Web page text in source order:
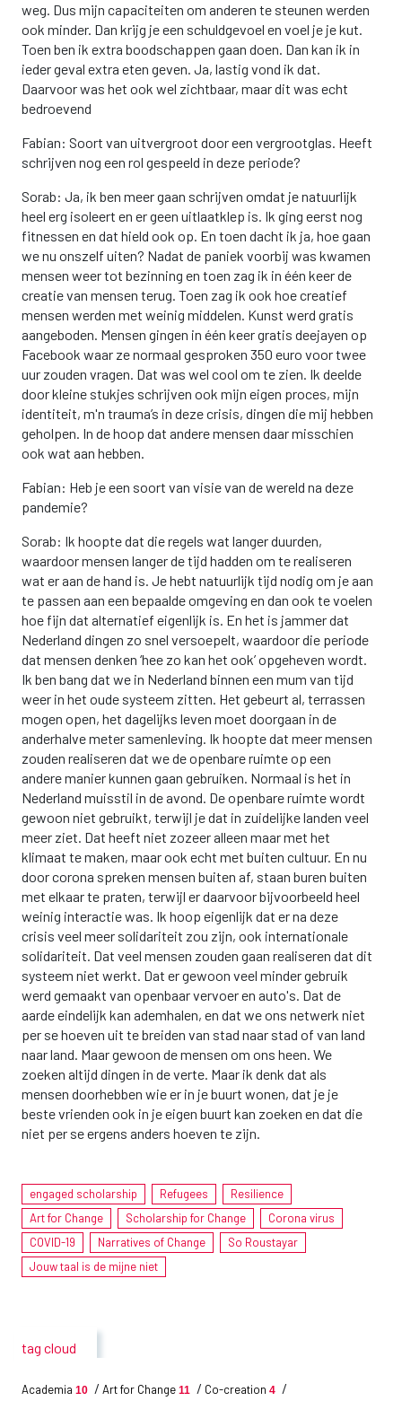
weg. Dus mijn capaciteiten om anderen te steunen werden
ook minder. Dan krijg je een schuldgevoel en voel je je kut.
Toen ben ik extra boodschappen gaan doen. Dan kan ik in
ieder geval extra eten geven. Ja, lastig vond ik dat.
Daarvoor was het ook wel zichtbaar, maar dit was echt
bedroevend
Fabian: Soort van uitvergroot door een vergrootglas. Heeft
schrijven nog een rol gespeeld in deze periode?
Sorab: Ja, ik ben meer gaan schrijven omdat je natuurlijk
heel erg isoleert en er geen uitlaatklep is. Ik ging eerst nog
fitnessen en dat hield ook op. En toen dacht ik ja, hoe gaan
we nu onszelf uiten? Nadat de paniek voorbij was kwamen
mensen weer tot bezinning en toen zag ik in één keer de
creatie van mensen terug. Toen zag ik ook hoe creatief
mensen werden met weinig middelen. Kunst werd gratis
aangeboden. Mensen gingen in één keer gratis deejayen op
Facebook waar ze normaal gesproken 350 euro voor twee
uur zouden vragen. Dat was wel cool om te zien. Ik deelde
door kleine stukjes schrijven ook mijn eigen proces, mijn
identiteit, m'n trauma’s in deze crisis, dingen die mij hebben
geholpen. In de hoop dat andere mensen daar misschien
ook wat aan hebben.
Fabian: Heb je een soort van visie van de wereld na deze
pandemie?
Sorab: Ik hoopte dat die regels wat langer duurden,
waardoor mensen langer de tijd hadden om te realiseren
wat er aan de hand is. Je hebt natuurlijk tijd nodig om je aan
te passen aan een bepaalde omgeving en dan ook te voelen
hoe fijn dat alternatief eigenlijk is. En het is jammer dat
Nederland dingen zo snel versoepelt, waardoor die periode
dat mensen denken ‘hee zo kan het ook’ opgeheven wordt.
Ik ben bang dat we in Nederland binnen een mum van tijd
weer in het oude systeem zitten. Het gebeurt al, terrassen
mogen open, het dagelijks leven moet doorgaan in de
anderhalve meter samenleving. Ik hoopte dat meer mensen
zouden realiseren dat we de openbare ruimte op een
andere manier kunnen gaan gebruiken. Normaal is het in
Nederland muisstil in de avond. De openbare ruimte wordt
gewoon niet gebruikt, terwijl je dat in zuidelijke landen veel
meer ziet. Dat heeft niet zozeer alleen maar met het
klimaat te maken, maar ook echt met buiten cultuur. En nu
door corona spreken mensen buiten af, staan buren buiten
met elkaar te praten, terwijl er daarvoor bijvoorbeeld heel
weinig interactie was. Ik hoop eigenlijk dat er na deze
crisis veel meer solidariteit zou zijn, ook internationale
solidariteit. Dat veel mensen zouden gaan realiseren dat dit
systeem niet werkt. Dat er gewoon veel minder gebruik
werd gemaakt van openbaar vervoer en auto's. Dat de
aarde eindelijk kan ademhalen, en dat we ons netwerk niet
per se hoeven uit te breiden van stad naar stad of van land
naar land. Maar gewoon de mensen om ons heen. We
zoeken altijd dingen in de verte. Maar ik denk dat als
mensen doorhebben wie er in je buurt wonen, dat je je
beste vrienden ook in je eigen buurt kan zoeken en dat die
niet per se ergens anders hoeven te zijn.
engaged scholarship Refugees
Resilience
Art for Change
Scholarship for Change
Corona virus
COVID-19
Narratives of Change
So Roustayar
Jouw taal is de mijne niet
tag cloud
Academia 10 Art for Change 11 Co-creation 4